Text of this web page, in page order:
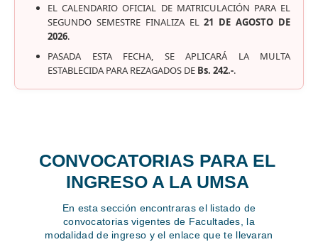
EL CALENDARIO OFICIAL DE MATRICULACIÓN PARA EL
SEGUNDO SEMESTRE FINALIZA EL21 DE AGOSTO DE
2026.
PASADA ESTA FECHA, SE APLICARÁ LA MULTA
ESTABLECIDA PARA REZAGADOS DE Bs. 242.-.
CONVOCATORIAS PARA EL
INGRESO A LA UMSA
En esta sección encontraras el listado de
convocatorias vigentes de Facultades, la
modalidad de ingreso y el enlace que te llevaran